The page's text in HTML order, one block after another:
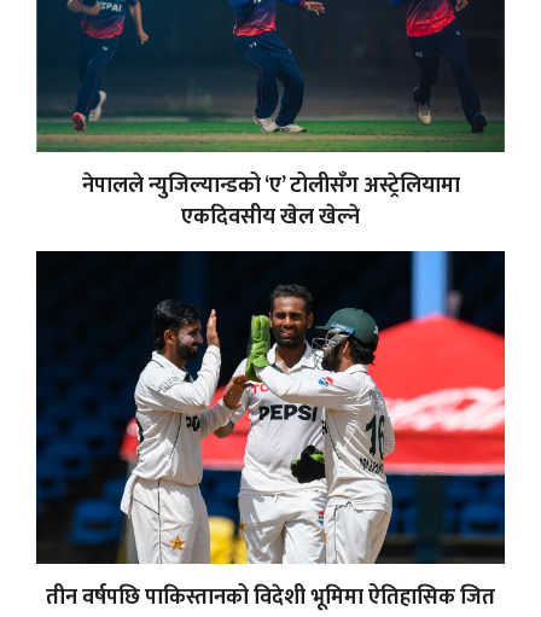
नेपालले न्युजिल्यान्डको ‘ए’ टोलीसँग अस्ट्रेलियामा
एकदिवसीय खेल खेल्ने
तीन वर्षपछि पाकिस्तानको विदेशी भूमिमा ऐतिहासिक जित